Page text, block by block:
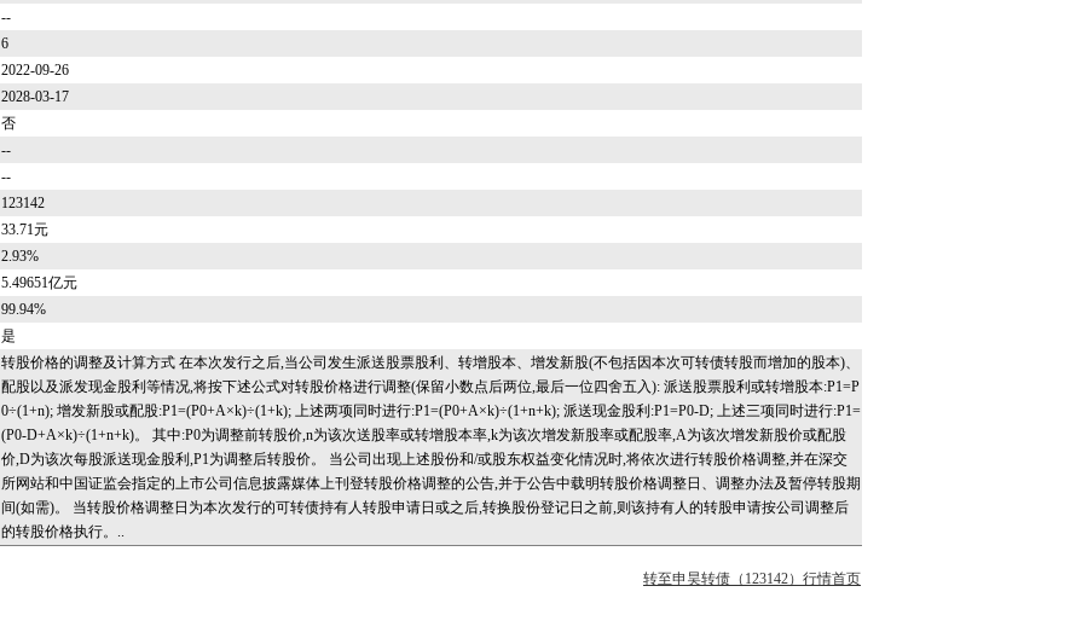
--
6
2022-09-26
2028-03-17
否
--
--
123142
33.71元
2.93%
5.49651亿元
99.94%
是
转股价格的调整及计算方式 在本次发行之后,当公司发生派送股票股利、转增股本、增发新股(不包括因本次可转债转股而增加的股本)、
配股以及派发现金股利等情况,将按下述公式对转股价格进行调整(保留小数点后两位,最后一位四舍五入): 派送股票股利或转增股本:P1=P
0÷(1+n); 增发新股或配股:P1=(P0+A×k)÷(1+k); 上述两项同时进行:P1=(P0+A×k)÷(1+n+k); 派送现金股利:P1=P0-D; 上述三项同时进行:P1=
(P0-D+A×k)÷(1+n+k)。 其中:P0为调整前转股价,n为该次送股率或转增股本率,k为该次增发新股率或配股率,A为该次增发新股价或配股
价,D为该次每股派送现金股利,P1为调整后转股价。 当公司出现上述股份和/或股东权益变化情况时,将依次进行转股价格调整,并在深交
所网站和中国证监会指定的上市公司信息披露媒体上刊登转股价格调整的公告,并于公告中载明转股价格调整日、调整办法及暂停转股期
间(如需)。 当转股价格调整日为本次发行的可转债持有人转股申请日或之后,转换股份登记日之前,则该持有人的转股申请按公司调整后
的转股价格执行。..
转至申昊转债（123142）行情首页